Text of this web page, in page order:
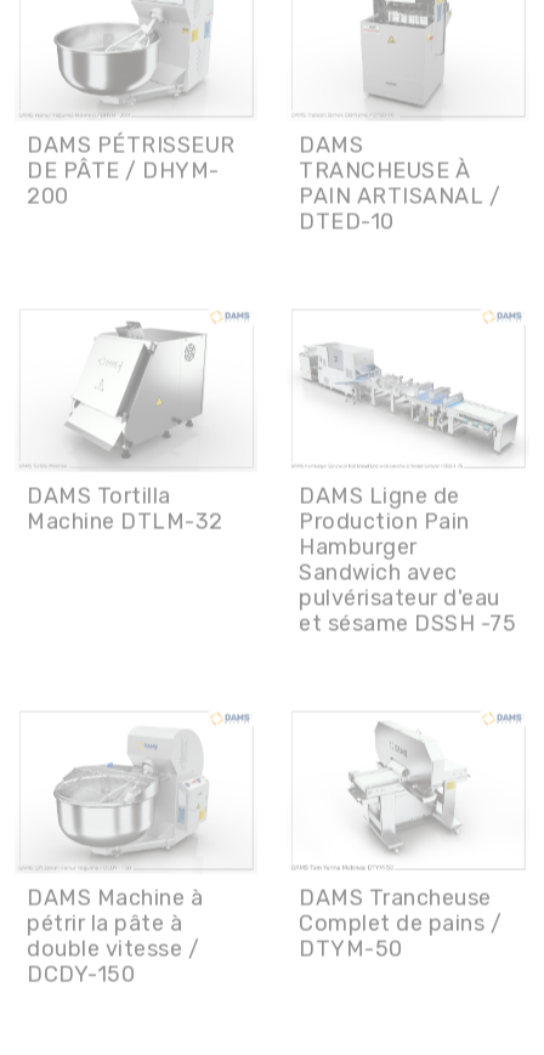
DAMS PÉTRISSEUR
DE PÂTE / DHYM-
200
TRANCHEUSE À
PAIN ARTISANAL /
DTED-10
DAMS Tortilla
Machine DTLM-32
DAMS Ligne de
Production Pain
Sandwich avec
pulvérisateur d'eau
et sésame DSSH -75
DAMS Machine à
pétrir la pâte à
double vitesse /
DCDY-150
DAMS Trancheuse
Complet de pains /